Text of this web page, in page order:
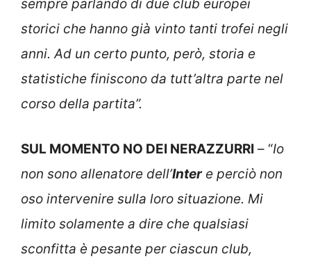
sempre parlando di due club europei
storici che hanno già vinto tanti trofei negli
anni. Ad un certo punto, però, storia e
statistiche finiscono da tutt’altra parte nel
corso della partita”.
SUL MOMENTO NO DEI NERAZZURRI – “Io
non sono allenatore dell’Intere perciò non
oso intervenire sulla loro situazione. Mi
limito solamente a dire che qualsiasi
sconfitta è pesante per ciascun club,